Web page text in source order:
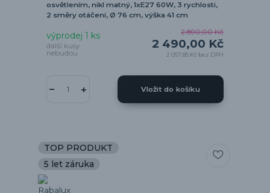
osvětlením, nikl matný, 1xE27 60W, 3 rychlosti,
2 směry otáčení, Ø 76 cm, výška 41 cm
2 890,00 Kč
2 490,00 Kč
2 057,85 Kč bez DPH
výprodej 1 ks
další kusy
nebudou
Vložit do košíku
TOP PRODUKT
5 let záruka